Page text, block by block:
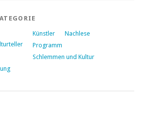
Künstler
Nachlese
Programm
Schlemmen und Kultur